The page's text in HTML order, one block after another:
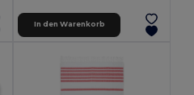
In den Warenkorb